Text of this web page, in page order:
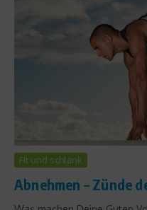
Fit und schlank
Abnehmen – Zünde